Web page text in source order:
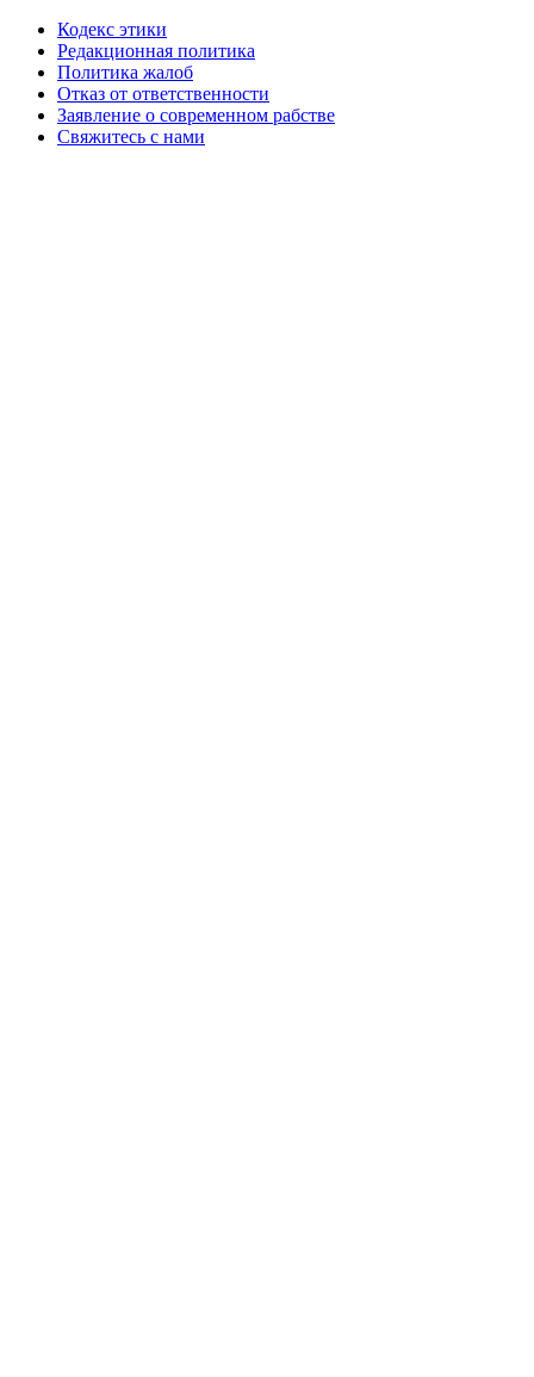
Кодекс этики
Редакционная политика
Политика жалоб
Отказ от ответственности
Заявление о современном рабстве
Свяжитесь с нами